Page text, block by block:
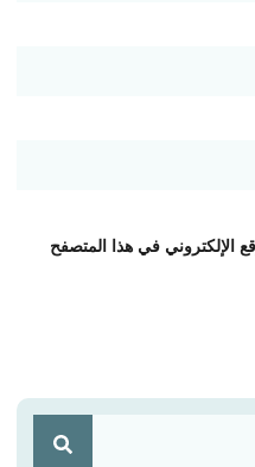
الإلكتروني في هذا المتصفح